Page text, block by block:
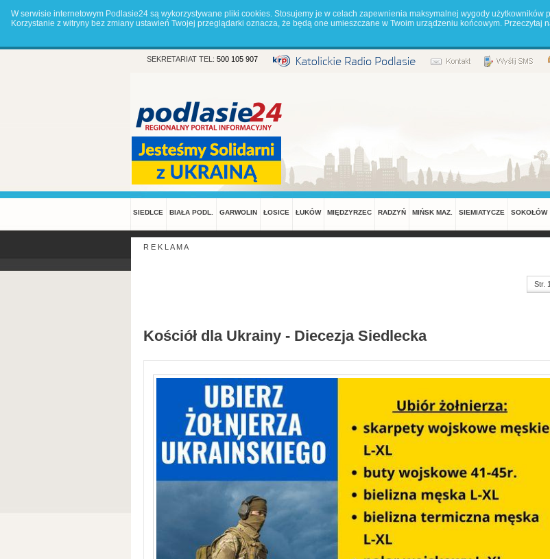
W serwisie internetowym Podlasie24 są wykorzystywane pliki cookies. Stosujemy je w celach zapewnienia maksymalnej wygody
Korzystanie z witryny bez zmiany ustawień Twojej przeglądarki oznacza, że będą one umieszczane w Twoim urządzeniu końcowym. Przeczytaj
SEKRETARIAT TEL: 500 105 907
SIEDLCE BIAŁA PODL. GARWOLIN ŁOSICE ŁUKÓW MIĘDZYRZEC RADZYŃ MIŃSK MAZ. SIEMIATYCZE SOKOŁÓW
R E K L A M A
Str.
Kościół dla Ukrainy - Diecezja Siedlecka